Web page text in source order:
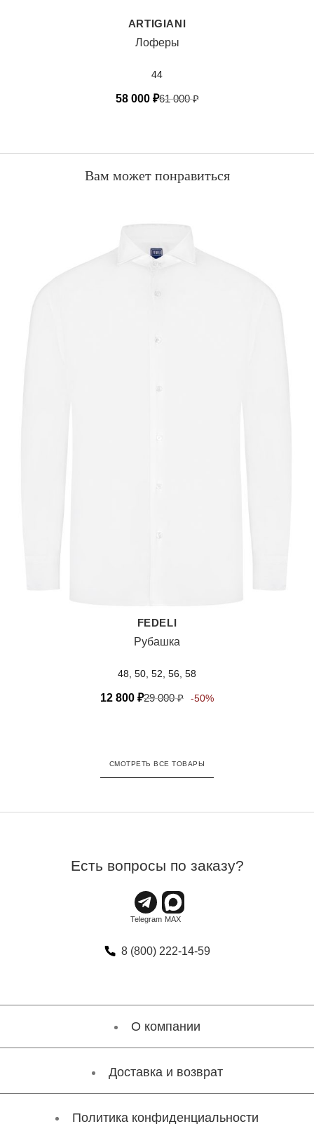
ARTIGIANI
Лоферы
44
61 000₽
58 000 ₽
Вам может понравиться
FEDELI
Рубашка
48, 50, 52, 56, 58
12 800 ₽29 000₽ -50%
СМОТРЕТЬ ВСЕ ТОВАРЫ
Есть вопросы по заказу?
8 (800) 222-14-59
О компании
Доставка и возврат
Политика конфиденциальности